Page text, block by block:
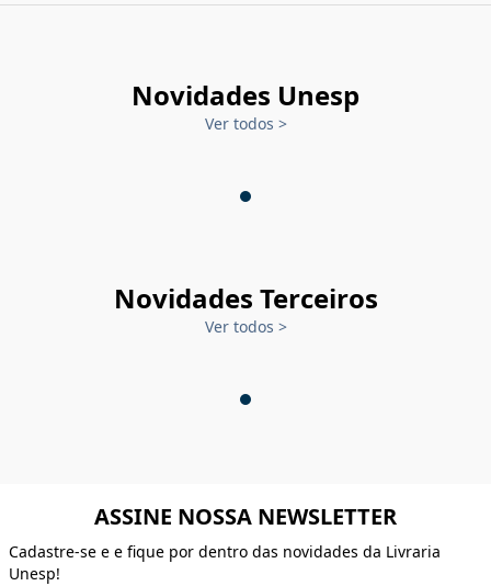
Novidades Unesp
Ver todos >
Novidades Terceiros
Ver todos >
ASSINE NOSSA NEWSLETTER
Cadastre-se e e fique por dentro das novidades da Livraria
Unesp!